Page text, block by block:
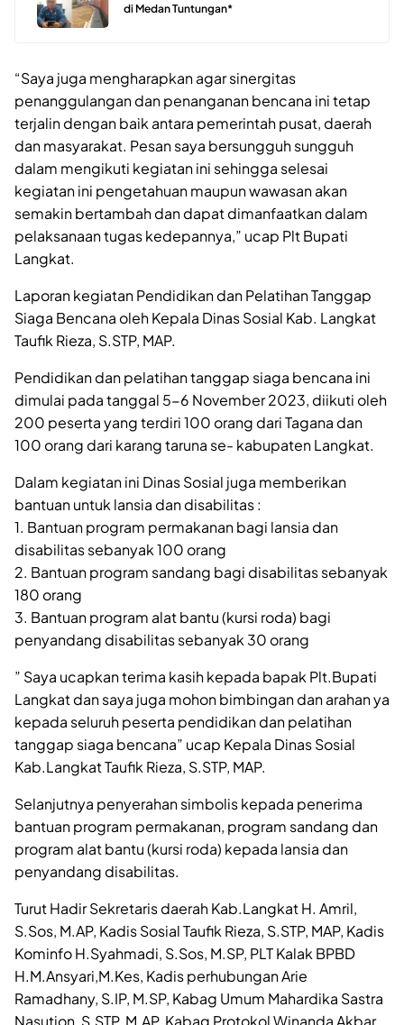
di Medan Tuntungan*
“Saya juga mengharapkan agar sinergitas
penanggulangan dan penanganan bencana ini tetap
terjalin dengan baik antara pemerintah pusat, daerah
dan masyarakat. Pesan saya bersungguh sungguh
dalam mengikuti kegiatan ini sehingga selesai
kegiatan ini pengetahuan maupun wawasan akan
semakin bertambah dan dapat dimanfaatkan dalam
pelaksanaan tugas kedepannya,” ucap Plt Bupati
Langkat.
Laporan kegiatan Pendidikan dan Pelatihan Tanggap
Siaga Bencana oleh Kepala Dinas Sosial Kab. Langkat
Taufik Rieza, S.STP, MAP.
Pendidikan dan pelatihan tanggap siaga bencana ini
dimulai pada tanggal 5-6 November 2023, diikuti oleh
200 peserta yang terdiri 100 orang dari Tagana dan
100 orang dari karang taruna se- kabupaten Langkat.
Dalam kegiatan ini Dinas Sosial juga memberikan
bantuan untuk lansia dan disabilitas :
1. Bantuan program permakanan bagi lansia dan
disabilitas sebanyak 100 orang
2. Bantuan program sandang bagi disabilitas sebanyak
180 orang
3. Bantuan program alat bantu (kursi roda) bagi
penyandang disabilitas sebanyak 30 orang
” Saya ucapkan terima kasih kepada bapak Plt.Bupati
Langkat dan saya juga mohon bimbingan dan arahan ya
kepada seluruh peserta pendidikan dan pelatihan
tanggap siaga bencana” ucap Kepala Dinas Sosial
Kab.Langkat Taufik Rieza, S.STP, MAP.
Selanjutnya penyerahan simbolis kepada penerima
bantuan program permakanan, program sandang dan
program alat bantu (kursi roda) kepada lansia dan
penyandang disabilitas.
Turut Hadir Sekretaris daerah Kab.Langkat H. Amril,
S.Sos, M.AP, Kadis Sosial Taufik Rieza, S.STP, MAP, Kadis
Kominfo H.Syahmadi, S.Sos, M.SP, PLT Kalak BPBD
H.M.Ansyari,M.Kes, Kadis perhubungan Arie
Ramadhany, S.IP, M.SP, Kabag Umum Mahardika Sastra
Nasution, S.STP, M.AP, Kabag Protokol Winanda Akbar,